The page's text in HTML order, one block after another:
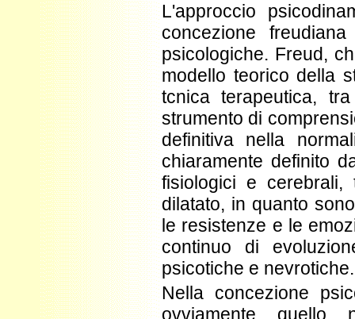
L'approccio
concezione
psicologiche. Freud,
modello teorico della
tcnica terapeutica,
strumento di
definitiva nella
chiaramente definito
fisiologici e
dilatato, in quanto
le resistenze e le
continuo di
psicotiche e nevrotiche.
Nella concezione
ovviamente quello